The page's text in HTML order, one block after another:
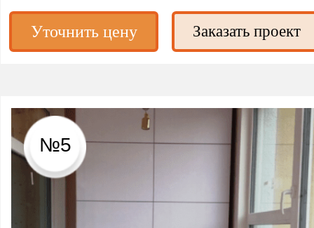
№5
Уточнить цену Заказать проект